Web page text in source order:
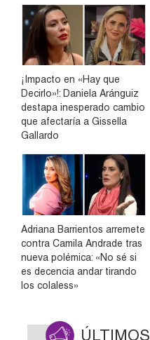
¡Impacto en «Hay que
Decirlo»!: Daniela Aránguiz
destapa inesperado cambio
que afectaría a Gissella
Gallardo
Adriana Barrientos arremete
contra Camila Andrade tras
nueva polémica: «No sé si
es decencia andar tirando
los colaless»
ÚLTIMOS